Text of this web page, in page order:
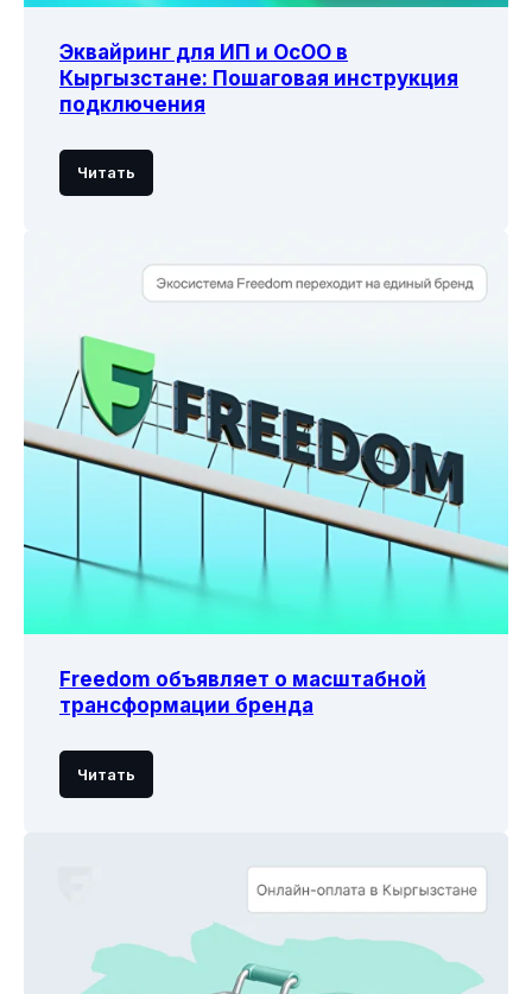
Эквайринг для ИП и ОсОО в
Кыргызстане: Пошаговая инструкция
подключения
Читать
Freedom объявляет о масштабной
трансформации бренда
Читать